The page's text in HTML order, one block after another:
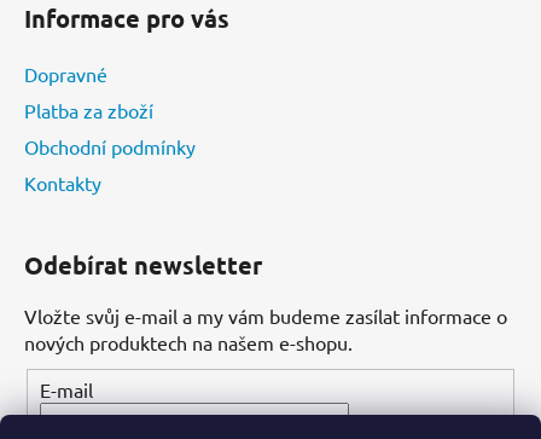
Informace pro vás
Dopravné
Platba za zboží
Obchodní podmínky
Kontakty
Odebírat newsletter
Vložte svůj e-mail a my vám budeme zasílat informace o
nových produktech na našem e-shopu.
E-mail